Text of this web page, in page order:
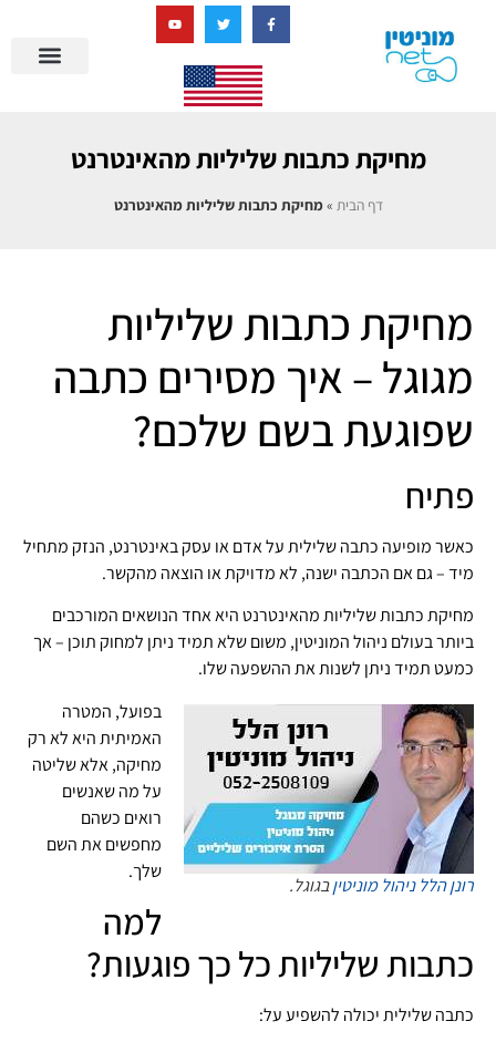
מחיקת כתבות שליליות מהאינטרנט
דף הבית »מחיקת כתבות שליליות מהאינטרנט
מחיקת כתבות שליליות
מגוגל – איך מסירים כתבה
שפוגעת בשם שלכם?
פתיח
כאשר מופיעה כתבה שלילית על אדם או עסק באינטרנט, הנזק מתחיל
מיד – גם אם הכתבה ישנה, לא מדויקת או הוצאה מהקשר.
מחיקת כתבות שליליות מהאינטרנט היא אחד הנושאים המורכבים
ביותר בעולם ניהול המוניטין, משום שלא תמיד ניתן למחוק תוכן – אך
כמעט תמיד ניתן לשנות את ההשפעה שלו.
רונן הלל ניהול מוניטיןבגוגל.
בפועל, המטרה
האמיתית היא לא רק
מחיקה, אלא שליטה
על מה שאנשים
רואים כשהם
מחפשים את השם
שלך.
למה
כתבות שליליות כל כך פוגעות?
כתבה שלילית יכולה להשפיע על: